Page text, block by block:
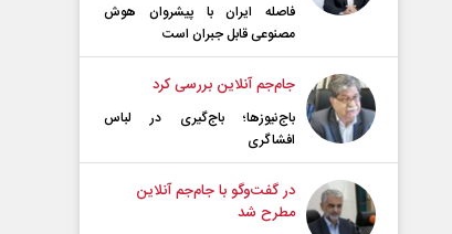
فاصله ایران با پیشرو‌ان هوش
مصنوعی قابل جبران است
جام‌جم آنلاین بررسی کرد
باج‌نیوزها؛ باج‌گیری در لباس
افشاگری
در گفت‌و‌گو با جام‌جم آنلاین
مطرح شد